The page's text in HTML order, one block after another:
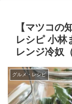
【マツコの
レシピ 小林
レンジ冷奴
グルメ・レシピ